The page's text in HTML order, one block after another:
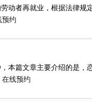
动者再就业，根据法律规
预约
本篇文章主要介绍的是，
在线预约